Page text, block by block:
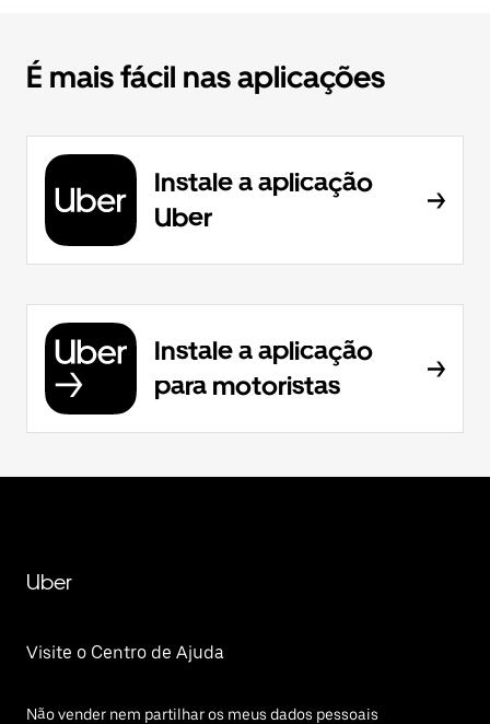
É mais fácil nas aplicações
Instale a aplicação
Uber
Instale a aplicação
para motoristas
Uber
Visite o Centro de Ajuda
Não vender nem partilhar os meus dados pessoais